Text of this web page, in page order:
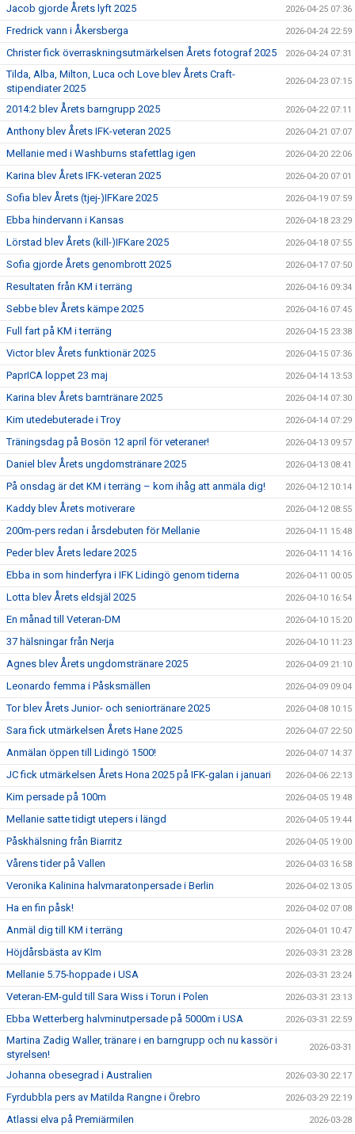
Jacob gjorde Årets lyft 2025 2026-04-25 07:36
Fredrick vann i Åkersberga 2026-04-24 22:59
Christer fick överraskningsutmärkelsen Årets fotograf 2025 2026-04-24 07:31
Tilda, Alba, Milton, Luca och Love blev Årets Craft-
stipendiater 2025
2026-04-23 07:15
2014:2 blev Årets barngrupp 2025 2026-04-22 07:11
Anthony blev Årets IFK-veteran 2025 2026-04-21 07:07
Mellanie med i Washburns stafettlag igen 2026-04-20 22:06
Karina blev Årets IFK-veteran 2025 2026-04-20 07:01
Sofia blev Årets (tjej-)IFKare 2025 2026-04-19 07:59
Ebba hindervann i Kansas 2026-04-18 23:29
Lörstad blev Årets (kill-)IFKare 2025 2026-04-18 07:55
Sofia gjorde Årets genombrott 2025 2026-04-17 07:50
Resultaten från KM i terräng 2026-04-16 09:34
Sebbe blev Årets kämpe 2025 2026-04-16 07:45
Full fart på KM i terräng 2026-04-15 23:38
Victor blev Årets funktionär 2025 2026-04-15 07:36
PaprICA loppet 23 maj 2026-04-14 13:53
Karina blev Årets barntränare 2025 2026-04-14 07:30
Kim utedebuterade i Troy 2026-04-14 07:29
Träningsdag på Bosön 12 april för veteraner! 2026-04-13 09:57
Daniel blev Årets ungdomstränare 2025 2026-04-13 08:41
På onsdag är det KM i terräng – kom ihåg att anmäla dig! 2026-04-12 10:14
Kaddy blev Årets motiverare 2026-04-12 08:55
200m-pers redan i årsdebuten för Mellanie 2026-04-11 15:48
Peder blev Årets ledare 2025 2026-04-11 14:16
Ebba in som hinderfyra i IFK Lidingö genom tiderna 2026-04-11 00:05
Lotta blev Årets eldsjäl 2025 2026-04-10 16:54
En månad till Veteran-DM 2026-04-10 15:20
37 hälsningar från Nerja 2026-04-10 11:23
Agnes blev Årets ungdomstränare 2025 2026-04-09 21:10
Leonardo femma i Påsksmällen 2026-04-09 09:04
Tor blev Årets Junior- och seniortränare 2025 2026-04-08 10:15
Sara fick utmärkelsen Årets Hane 2025 2026-04-07 22:50
Anmälan öppen till Lidingö 1500! 2026-04-07 14:37
JC fick utmärkelsen Årets Hona 2025 på IFK-galan i januari 2026-04-06 22:13
Kim persade på 100m 2026-04-05 19:48
Mellanie satte tidigt utepers i längd 2026-04-05 19:44
Påskhälsning från Biarritz 2026-04-05 19:00
Vårens tider på Vallen 2026-04-03 16:58
Veronika Kalinina halvmaratonpersade i Berlin 2026-04-02 13:05
Ha en fin påsk! 2026-04-02 07:08
Anmäl dig till KM i terräng 2026-04-01 10:47
Höjdårsbästa av KIm 2026-03-31 23:28
Mellanie 5.75-hoppade i USA 2026-03-31 23:24
Veteran-EM-guld till Sara Wiss i Torun i Polen 2026-03-31 23:13
Ebba Wetterberg halvminutpersade på 5000m i USA 2026-03-31 22:59
Martina Zadig Waller, tränare i en barngrupp och nu kassör i
styrelsen!
2026-03-31
Johanna obesegrad i Australien 2026-03-30 22:17
Fyrdubbla pers av Matilda Rangne i Örebro 2026-03-29 22:19
Atlassi elva på Premiärmilen 2026-03-28